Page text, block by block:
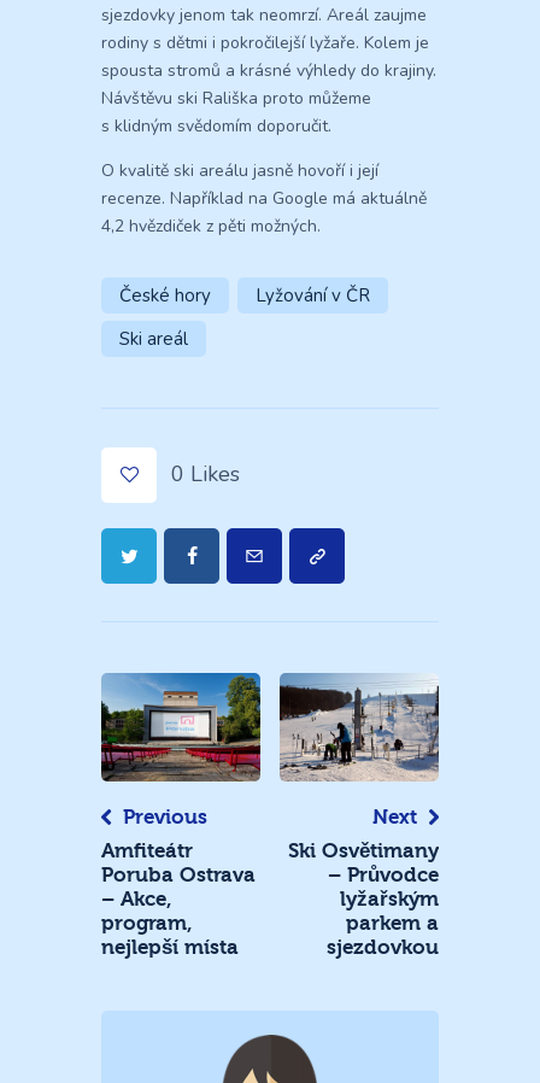
sjezdovky jenom tak neomrzí. Areál zaujme
rodiny s dětmi i pokročilejší lyžaře. Kolem je
spousta stromů a krásné výhledy do krajiny.
Návštěvu ski Rališka proto můžeme
s klidným svědomím doporučit.
O kvalitě ski areálu jasně hovoří i její
recenze. Například na Google má aktuálně
4,2 hvězdiček z pěti možných.
České hory
Lyžování v ČR
Ski areál
0 Likes
Navigace
pro
příspěvek
Previous
Amfiteátr
Poruba Ostrava
– Akce,
program,
nejlepší místa
Next
Ski Osvětimany
– Průvodce
lyžařským
parkem a
sjezdovkou